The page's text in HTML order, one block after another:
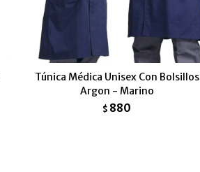
Túnica Médica Unisex Con Bolsillos
Argon - Marino
$ 880